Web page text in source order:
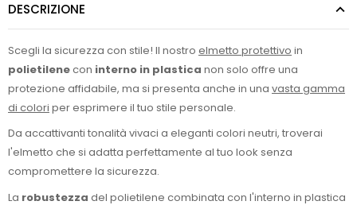
DESCRIZIONE
Scegli la sicurezza con stile! Il nostro elmetto protettivo in
polietilenecon interno in plastica non solo offre una
protezione affidabile, ma si presenta anche in una vasta gamma
di colori per esprimere il tuo stile personale.
Da accattivanti tonalità vivaci a eleganti colori neutri, troverai
l'elmetto che si adatta perfettamente al tuo look senza
compromettere la sicurezza.
La robustezza del polietilene combinata con l'interno in plastica